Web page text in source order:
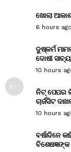
ଖୋଲା
6 hours ago
ଦୁଷ୍କର୍ମ
ଦୋଷୀ
10 hours
ନିଟ୍ ପେପର
ଚାର୍ଜସିଟ
10 hours
ବର୍ଷାଦିନେ
ବିଶେଷଜ୍ଞଙ୍କ